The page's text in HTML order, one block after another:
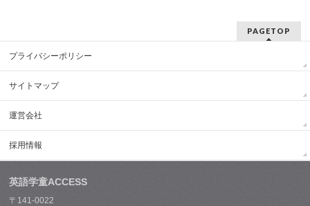
PAGETOP
プライバシーポリシー
サイトマップ
運営会社
採用情報
英語学童ACCESS
〒141-0022